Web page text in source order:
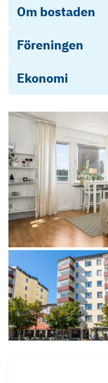
Om bostaden
Föreningen
Ekonomi